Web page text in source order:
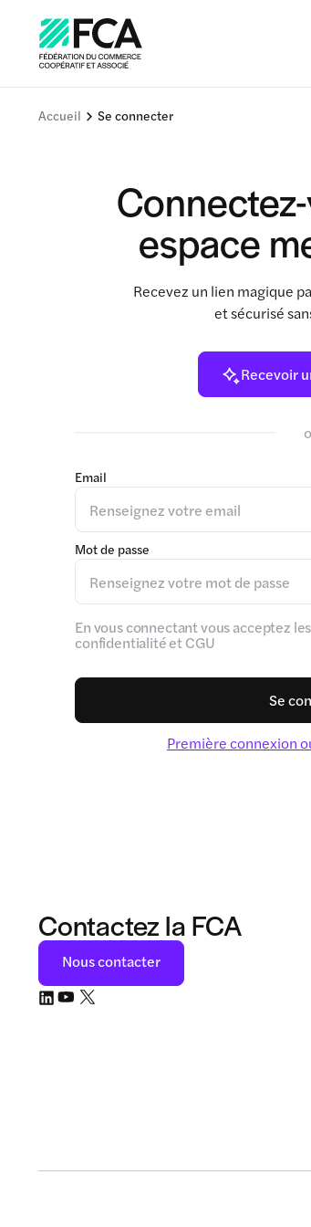
Accueil Se connecter
espace
Recevez un lien magique
et sécurisé
Recevoir
Email
Mot de passe
En vous connectant vous acceptez
confidentialité et CGU
Se
Première connexion
Contactez la FCA
Nous contacter